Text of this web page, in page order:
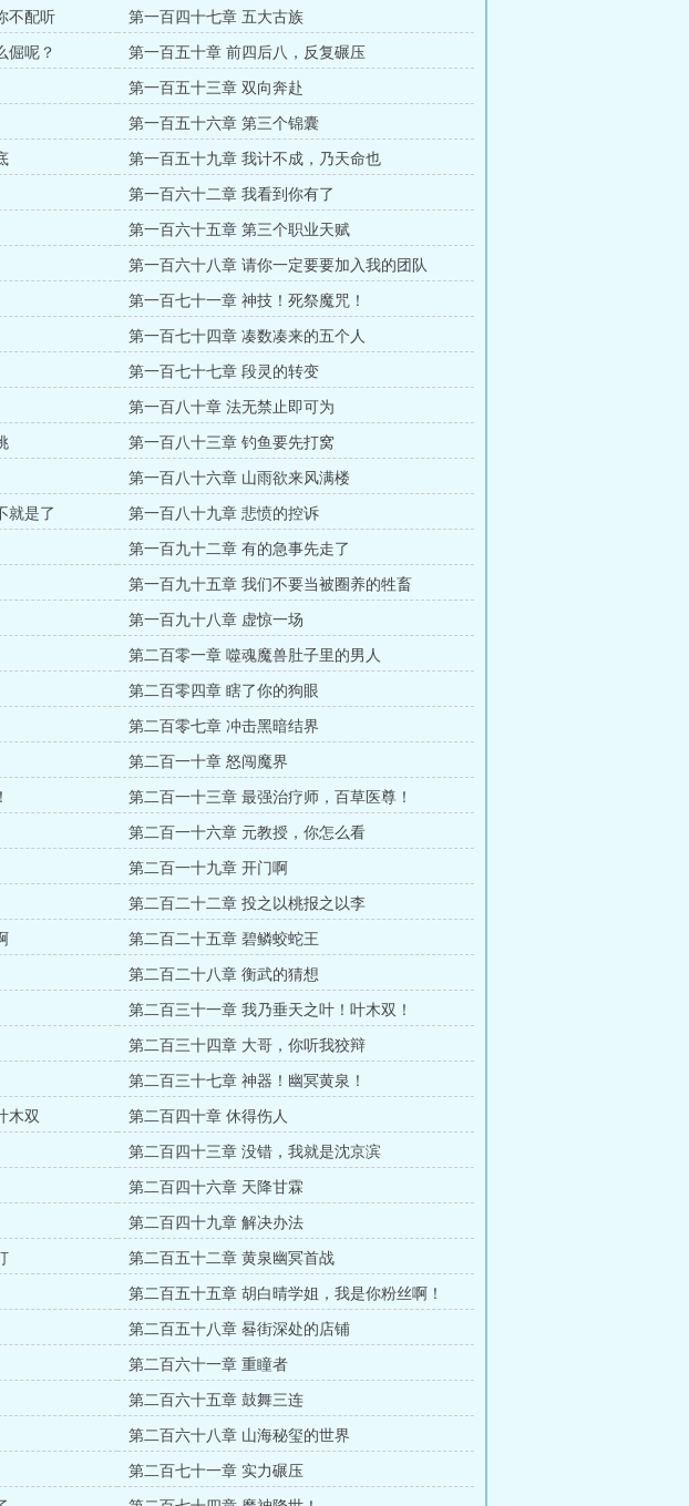
不配听 第一百四十七章 五大古族
倔呢？ 第一百五十章 前四后八，反复碾压
第一百五十三章 双向奔赴
第一百五十六章 第三个锦囊
第一百五十九章 我计不成，乃天命也
第一百六十二章 我看到你有了
第一百六十五章 第三个职业天赋
第一百六十八章 请你一定要要加入我的团队
第一百七十一章 神技！死祭魔咒！
第一百七十四章 凑数凑来的五个人
第一百七十七章 段灵的转变
第一百八十章 法无禁止即可为
第一百八十三章 钓鱼要先打窝
第一百八十六章 山雨欲来风满楼
就是了 第一百八十九章 悲愤的控诉
第一百九十二章 有的急事先走了
第一百九十五章 我们不要当被圈养的牲畜
第一百九十八章 虚惊一场
第二百零一章 噬魂魔兽肚子里的男人
第二百零四章 瞎了你的狗眼
第二百零七章 冲击黑暗结界
第二百一十章 怒闯魔界
第二百一十三章 最强治疗师，百草医尊！
第二百一十六章 元教授，你怎么看
第二百一十九章 开门啊
第二百二十二章 投之以桃报之以李
第二百二十五章 碧鳞蛟蛇王
第二百二十八章 衡武的猜想
第二百三十一章 我乃垂天之叶！叶木双！
第二百三十四章 大哥，你听我狡辩
第二百三十七章 神器！幽冥黄泉！
木双 第二百四十章 休得伤人
第二百四十三章 没错，我就是沈京滨
第二百四十六章 天降甘霖
第二百四十九章 解决办法
第二百五十二章 黄泉幽冥首战
第二百五十五章 胡白晴学姐，我是你粉丝啊！
第二百五十八章 晷街深处的店铺
第二百六十一章 重瞳者
第二百六十五章 鼓舞三连
第二百六十八章 山海秘玺的世界
第二百七十一章 实力碾压